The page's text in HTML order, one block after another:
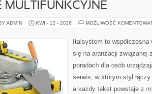
MULTIFUNKCYJNE
ADMIN KWI - 13 - 2026 MOŻLIWOŚĆ
Italsystem to
się na aranżacji związanej
poradach dla osób
serwis, w którym styl
a każdy tekst powstaje z